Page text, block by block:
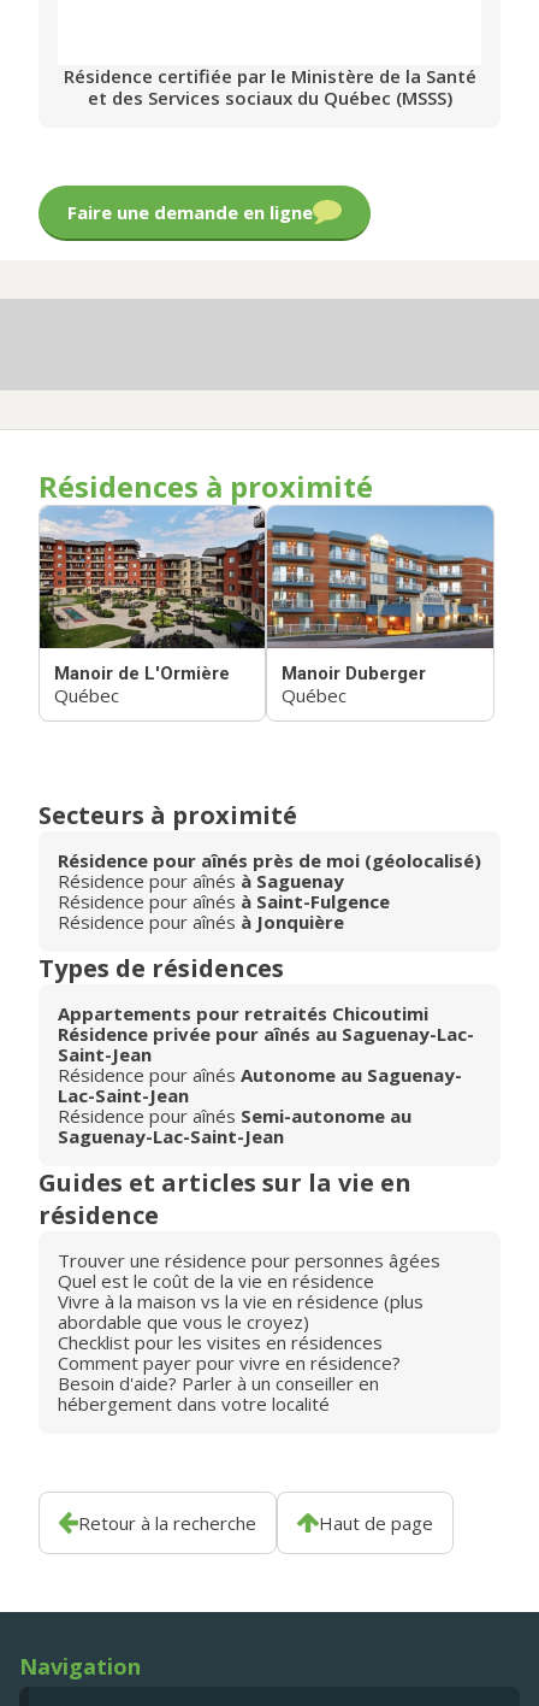
Résidence certifiée par le Ministère de la Santé
et des Services sociaux du Québec (MSSS)
Faire une demande en ligne
Résidences à proximité
Manoir de L'Ormière
Québec
Manoir Duberger
Québec
Secteurs à proximité
Résidence pour aînés près de moi (géolocalisé)
Résidence pour aînés à Saguenay
Résidence pour aînés à Saint-Fulgence
Résidence pour aînés à Jonquière
Types de résidences
Appartements pour retraités Chicoutimi
Résidence privée pour aînés au Saguenay-Lac-
Saint-Jean
Résidence pour aînés Autonome au Saguenay-
Lac-Saint-Jean
Résidence pour aînés Semi-autonome au
Saguenay-Lac-Saint-Jean
Guides et articles sur la vie en
résidence
Trouver une résidence pour personnes âgées
Quel est le coût de la vie en résidence
Vivre à la maison vs la vie en résidence (plus
abordable que vous le croyez)
Checklist pour les visites en résidences
Comment payer pour vivre en résidence?
Besoin d'aide? Parler à un conseiller en
hébergement dans votre localité
Retour à la recherche Haut de page
Navigation